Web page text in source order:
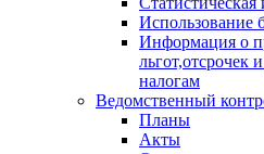
Использование
Информация о
льгот,отсрочек
налогам
Ведомственный
Планы
Акты